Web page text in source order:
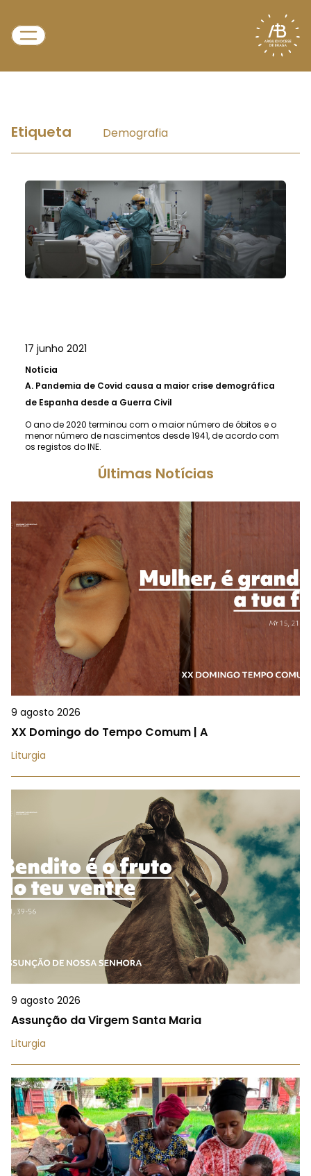
Etiqueta Demografia
17 junho 2021
Notícia
A. Pandemia de Covid causa a maior crise demográfica
de Espanha desde a Guerra Civil
O ano de 2020 terminou com o maior número de óbitos e o
menor número de nascimentos desde 1941, de acordo com
os registos do INE.
Últimas Notícias
9 agosto 2026
XX Domingo do Tempo Comum | A
Liturgia
9 agosto 2026
Assunção da Virgem Santa Maria
Liturgia